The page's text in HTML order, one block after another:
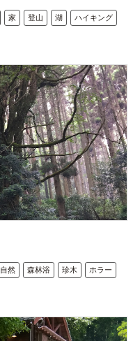
家 登山 湖 ハイキング
自然 森林浴 珍木 ホラー